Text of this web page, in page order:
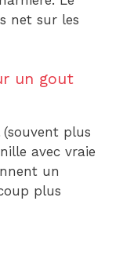
net sur les
un gout
plus
avec vraie
un
plus